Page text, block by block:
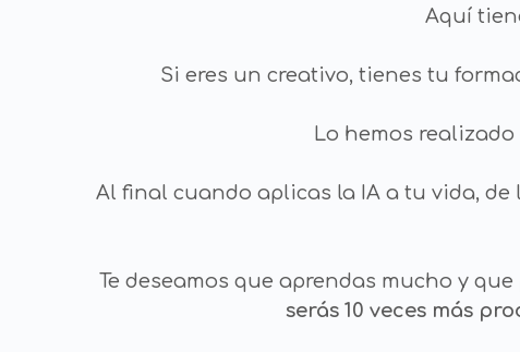
Aquí
Si eres un creativo, tienes tu
Lo hemos realizado
Al final cuando aplicas la IA a tu vida, de
Te deseamos que aprendas mucho y
serás 10 veces más